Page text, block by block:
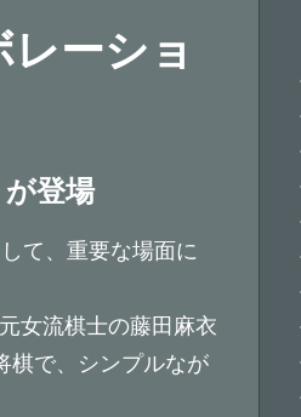
ーショ
登場
て、重要な場面に
女流棋士の藤田麻衣
棋で、シンプルなが